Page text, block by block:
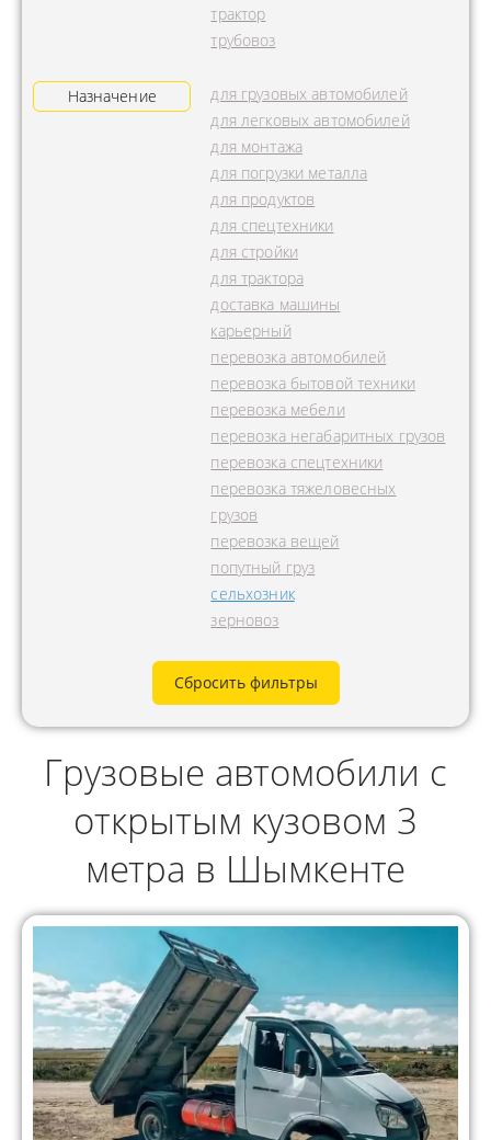
трактор
трубовоз
Назначение
для грузовых автомобилей
для легковых автомобилей
для монтажа
для погрузки металла
для продуктов
для спецтехники
для стройки
для трактора
доставка машины
карьерный
перевозка автомобилей
перевозка бытовой техники
перевозка мебели
перевозка негабаритных грузов
перевозка спецтехники
перевозка тяжеловесных
грузов
перевозка вещей
попутный груз
сельхозник
зерновоз
Сбросить фильтры
Грузовые автомобили с
открытым кузовом 3
метра в Шымкенте